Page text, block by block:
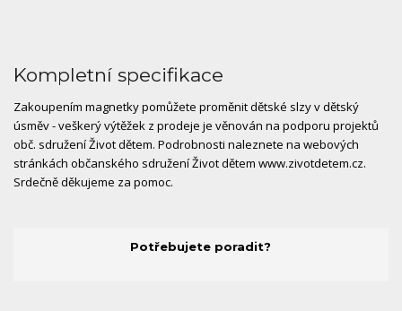
Kompletní specifikace
Zakoupením magnetky pomůžete proměnit dětské slzy v dětský
úsměv - veškerý výtěžek z prodeje je věnován na podporu projektů
obč. sdružení Život dětem. Podrobnosti naleznete na webových
stránkách občanského sdružení Život dětem www.zivotdetem.cz.
Srdečně děkujeme za pomoc.
Potřebujete poradit?